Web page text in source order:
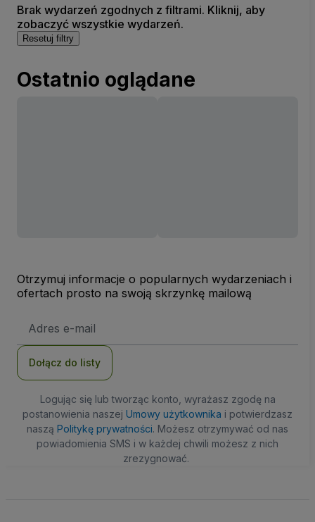
Brak wydarzeń zgodnych z filtrami. Kliknij, aby
zobaczyć wszystkie wydarzeń.
Resetuj filtry
Ostatnio oglądane
Otrzymuj informacje o popularnych wydarzeniach i
ofertach prosto na swoją skrzynkę mailową
e-
Dołącz do listy
Logując się lub tworząc konto, wyrażasz zgodę na
postanowienia naszej Umowy użytkownika i potwierdzasz
naszą Politykę prywatności. Możesz otrzymywać od nas
powiadomienia SMS i w każdej chwili możesz z nich
zrezygnować.